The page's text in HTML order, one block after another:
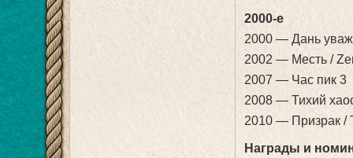
2000-е
2000 — Дань
2002 — Месть /
2007 — Час пик 3
2008 — Тихий
2010 — Призрак /
Награды и